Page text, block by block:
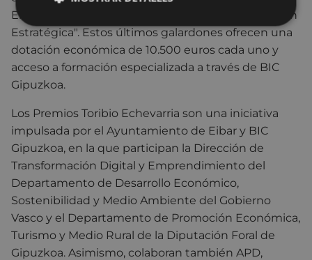
Eibar a la "Empresa Eibarresa" y a la "Especialización
Estratégica". Estos últimos galardones ofrecen una
dotación económica de 10.500 euros cada uno y
acceso a formación especializada a través de BIC
Gipuzkoa.
Los Premios Toribio Echevarria son una iniciativa
impulsada por el Ayuntamiento de Eibar y BIC
Gipuzkoa, en la que participan la Dirección de
Transformación Digital y Emprendimiento del
Departamento de Desarrollo Económico,
Sostenibilidad y Medio Ambiente del Gobierno
Vasco y el Departamento de Promoción Económica,
Turismo y Medio Rural de la Diputación Foral de
Gipuzkoa. Asimismo, colaboran también APD,